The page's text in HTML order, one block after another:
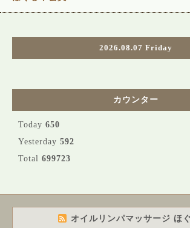
2026.08.07 Friday
カウンター
Today 650
Yesterday 592
Total 699723
オイルリンパマッサージ ほ